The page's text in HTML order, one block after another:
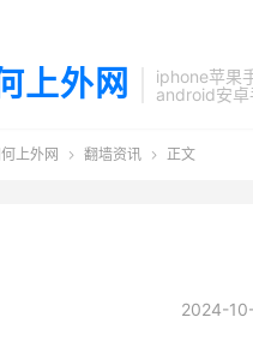
上外网
iphone苹果
android安卓
上外网  翻墙资讯  正文
2024-